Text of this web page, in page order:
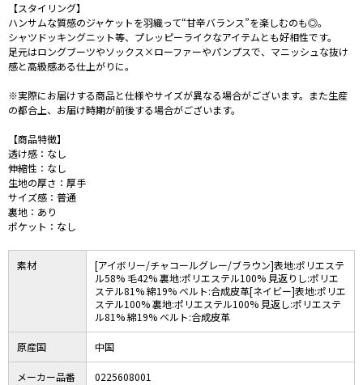
【スタイリング】
ハンサムな質感のジャケットを羽織って“甘辛バランス”を楽しむのも◎。
シャツドッキングニット等、プレッピーライクなアイテムとも好相性です。
足元はロングブーツやソックス×ローファーやパンプスで、マニッシュな抜け
感と高級感ある仕上がりに。
※実際にお届けする商品と仕様やサイズが異なる場合がございます。また生産
の都合上、お届け時期が前後する場合がございます。
【商品特徴】
透け感：なし
伸縮性：なし
生地の厚さ：厚手
サイズ感：普通
裏地：あり
ポケット：なし
素材
[アイボリー/チャコールグレー/ブラウン]表地:ポリエステ
ル58% 毛42% 裏地:ポリエステル100% 見返りし:ポリエ
ステル81% 綿19% ベルト:合成皮革[ネイビー]表地:ポリエ
ステル100% 裏地:ポリエステル100% 見返し:ポリエステ
ル81% 綿19% ベルト:合成皮革
原産国 中国
メーカー品番 0225608001